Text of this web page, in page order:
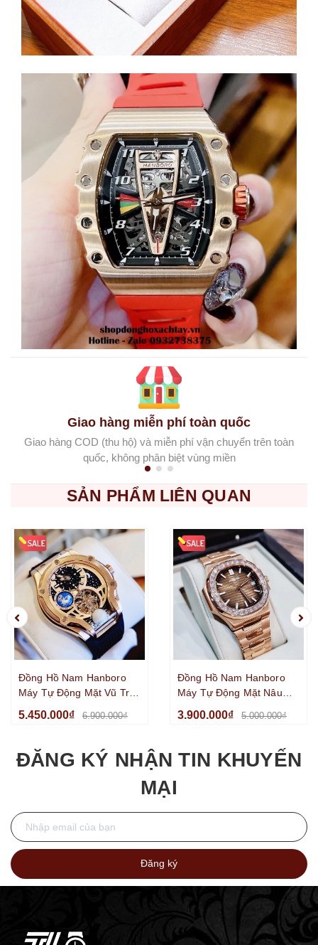
Giao hàng miễn phí toàn quốc
Giao hàng COD (thu hộ) và miễn phí vận chuyển trên toàn
quốc, không phân biệt vùng miền
SẢN PHẨM LIÊN QUAN
Đồng Hồ Nam Hanboro
Máy Tự Động Mặt Vũ Trụ
Vàng Hồng Size 42mm
5.450.000₫ 6.900.000₫
Đồng Hồ Nam Hanboro
Máy Tự Động Mặt Nâu
Hồng Size 42mm
3.900.000₫ 5.000.000₫
ĐĂNG KÝ NHẬN TIN KHUYẾN
MẠI
Đăng ký